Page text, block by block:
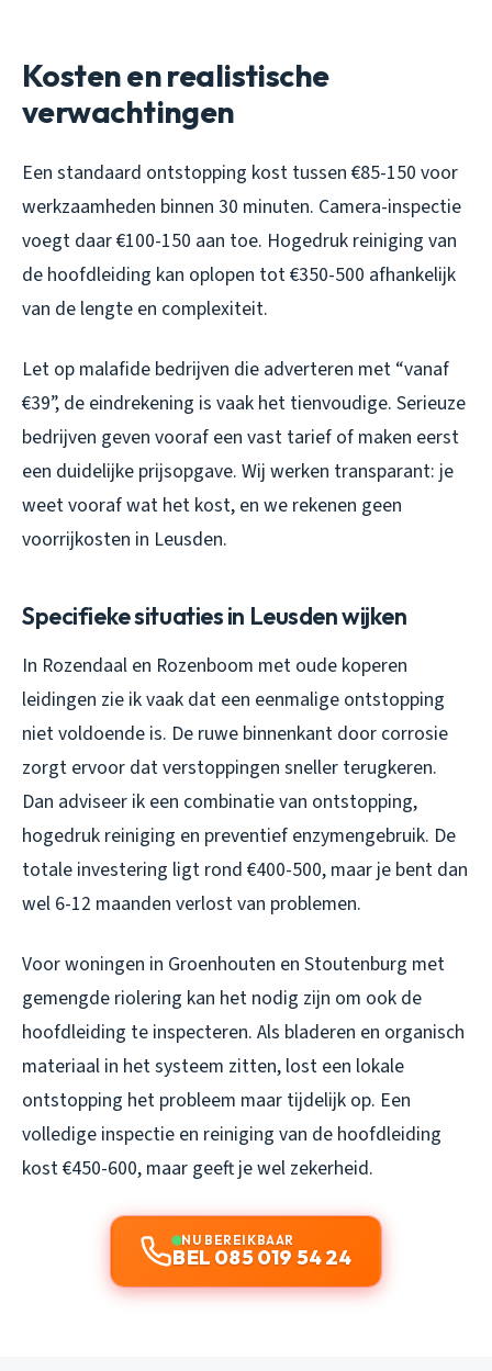
Kosten en realistische
verwachtingen
Een standaard ontstopping kost tussen €85-150 voor
werkzaamheden binnen 30 minuten. Camera-inspectie
voegt daar €100-150 aan toe. Hogedruk reiniging van
de hoofdleiding kan oplopen tot €350-500 afhankelijk
van de lengte en complexiteit.
Let op malafide bedrijven die adverteren met “vanaf
€39”, de eindrekening is vaak het tienvoudige. Serieuze
bedrijven geven vooraf een vast tarief of maken eerst
een duidelijke prijsopgave. Wij werken transparant: je
weet vooraf wat het kost, en we rekenen geen
voorrijkosten in Leusden.
Specifieke situaties in Leusden wijken
In Rozendaal en Rozenboom met oude koperen
leidingen zie ik vaak dat een eenmalige ontstopping
niet voldoende is. De ruwe binnenkant door corrosie
zorgt ervoor dat verstoppingen sneller terugkeren.
Dan adviseer ik een combinatie van ontstopping,
hogedruk reiniging en preventief enzymengebruik. De
totale investering ligt rond €400-500, maar je bent dan
wel 6-12 maanden verlost van problemen.
Voor woningen in Groenhouten en Stoutenburg met
gemengde riolering kan het nodig zijn om ook de
hoofdleiding te inspecteren. Als bladeren en organisch
materiaal in het systeem zitten, lost een lokale
ontstopping het probleem maar tijdelijk op. Een
volledige inspectie en reiniging van de hoofdleiding
kost €450-600, maar geeft je wel zekerheid.
NU BEREIKBAAR
BEL 085 019 54 24